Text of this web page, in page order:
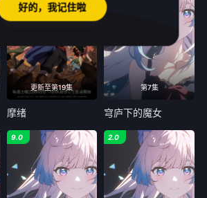
更新至第19集
摩绪
第7集
穹庐下的魔女
9.0 2.0
好的，我记住啦